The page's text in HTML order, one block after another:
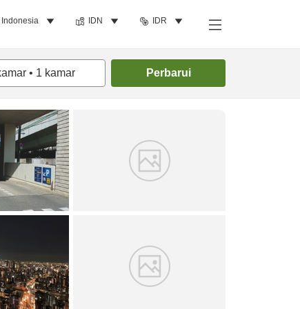
Indonesia IDN IDR
• 1 kamar Perbarui
Cari kamar